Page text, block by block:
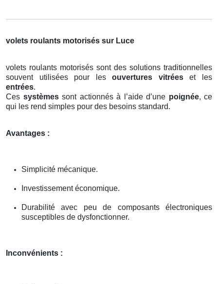
volets roulants motorisés sur Luce
volets roulants motorisés sont des solutions traditionnelles
souvent utilisées pour lesouvertures vitréeset les
entrées.
Ces systèmessont actionnés à l’aide d’une poignée, ce
qui les rend simples pour des besoins standard.
Avantages :
Simplicité mécanique.
Investissement économique.
Durabilité avec peu de composants électroniques
susceptibles de dysfonctionner.
Inconvénients :